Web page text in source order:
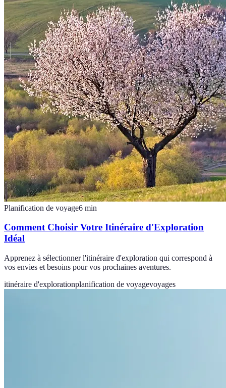
Planification de voyage6 min
Comment Choisir Votre Itinéraire d'Exploration
Idéal
Apprenez à sélectionner l'itinéraire d'exploration qui correspond à
vos envies et besoins pour vos prochaines aventures.
itinéraire d'explorationplanification de voyagevoyages